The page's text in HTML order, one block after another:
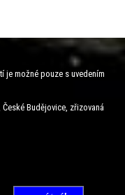
je možné pouze s uvedením
České Budějovice, zřizovaná